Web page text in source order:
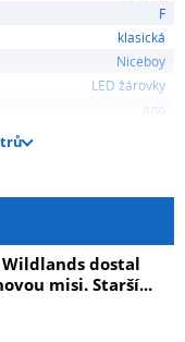
F
klasická
Niceboy
LED žárovky
ano
Wildlands dostal
misi. Starší...